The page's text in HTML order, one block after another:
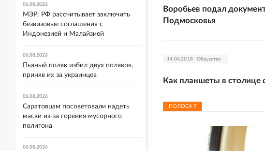
Воробьев подал
Подмосковья
14.06.2018 Общество
Как планшеты в
ПОЛОСА7
06.08.2026
МЭР: РФ рассчитывает заключить
безвизовые соглашения с
Индонезией и Малайзией
06.08.2026
Пьяный поляк избил двух поляков,
приняв их за украинцев
06.08.2026
Саратовцам посоветовали надеть
маски из-за горения мусорного
полигона
06.08.2026